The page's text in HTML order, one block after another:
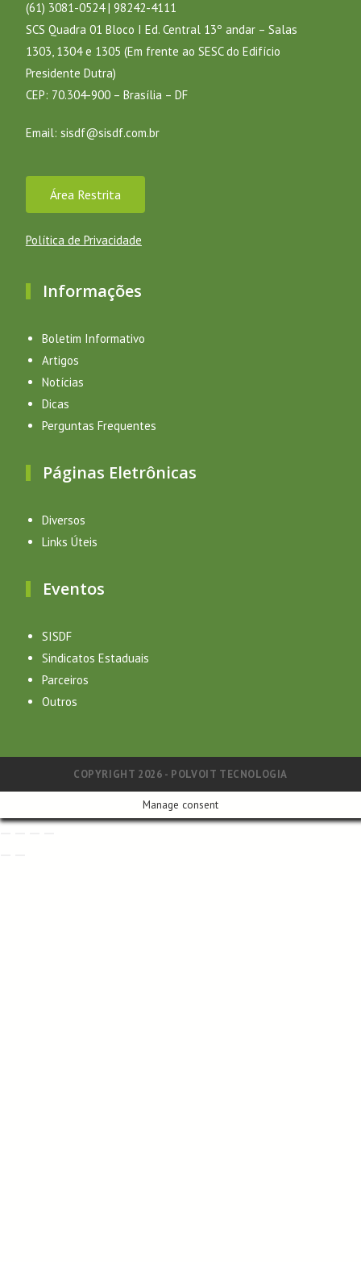
(61) 3081-0524 | 98242-4111
SCS Quadra 01 Bloco I Ed. Central 13º andar – Salas
1303, 1304 e 1305 (Em frente ao SESC do Edifício
Presidente Dutra)
CEP: 70.304-900 – Brasília – DF
Email: sisdf@sisdf.com.br
Área Restrita
Política de Privacidade
Informações
Boletim Informativo
Artigos
Notícias
Dicas
Perguntas Frequentes
Páginas Eletrônicas
Diversos
Links Úteis
Eventos
SISDF
Sindicatos Estaduais
Parceiros
Outros
COPYRIGHT 2026 - POLVOIT TECNOLOGIA
Manage consent